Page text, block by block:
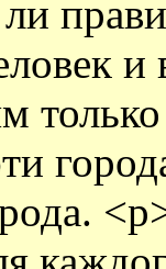
ли
и